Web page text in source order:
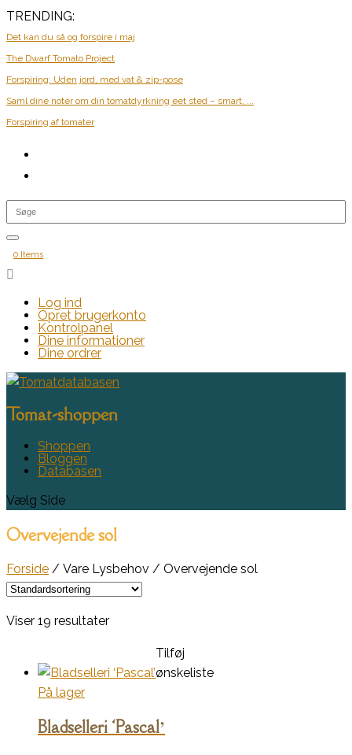
TRENDING:
Det kan du så og forspire i maj
The Dwarf Tomato Project
Forspiring: Uden jord, med vat & zip-pose
Saml dine noter om din tomatdyrkning eet sted – smart, ...
Forspiring af tomater
0 Items

Log ind
Opret brugerkonto
Kontrolpanel
Dine informationer
Dine ordrer
Tomat-shoppen
Shoppen
Bloggen
Databasen
Vælg Side
Overvejende sol
Forside / Vare Lysbehov / Overvejende sol
Viser 19 resultater
Tilføj
ønskeliste
På lager
Bladselleri ‘Pascal’